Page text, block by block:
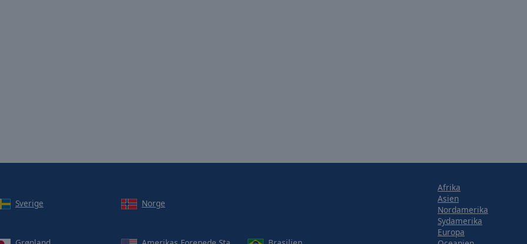
Sverige Norge
Afrika
Asien
Nordamerika
Sydamerika
Europa